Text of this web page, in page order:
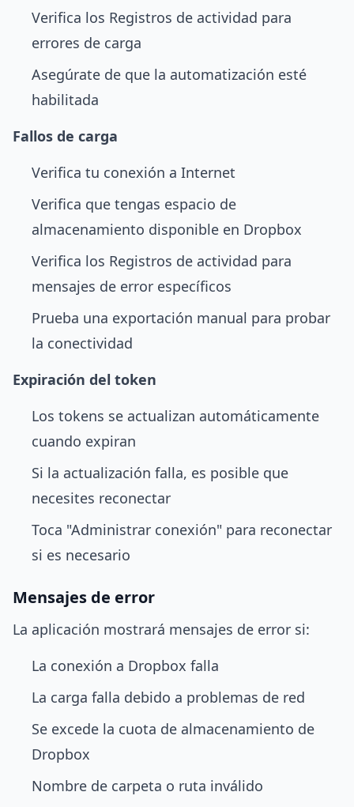
Verifica los Registros de actividad para
errores de carga
Asegúrate de que la automatización esté
habilitada
Fallos de carga
Verifica tu conexión a Internet
Verifica que tengas espacio de
almacenamiento disponible en Dropbox
Verifica los Registros de actividad para
mensajes de error específicos
Prueba una exportación manual para probar
la conectividad
Expiración del token
Los tokens se actualizan automáticamente
cuando expiran
Si la actualización falla, es posible que
necesites reconectar
Toca "Administrar conexión" para reconectar
si es necesario
Mensajes de error
La aplicación mostrará mensajes de error si:
La conexión a Dropbox falla
La carga falla debido a problemas de red
Se excede la cuota de almacenamiento de
Dropbox
Nombre de carpeta o ruta inválido